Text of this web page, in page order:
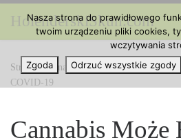
Przejdź do treści
HolenderskiSkun.com
Strona główna » Ciekawe Artykuły »
COVID-19
Cannabis Może
Nasza strona do prawidłowego
twoim urządzeniu pliki cookies,
wczytywania
Zgoda
Odrzuć wszystkie zgody